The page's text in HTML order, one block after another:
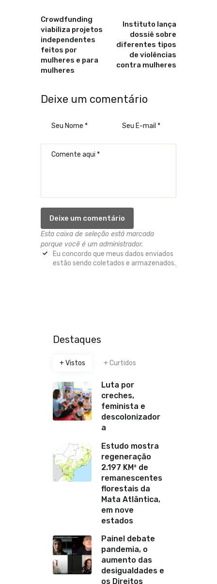
Crowdfunding
viabiliza projetos
independentes
feitos por
mulheres e para
mulheres
Instituto lança
dossiê sobre
diferentes tipos
de violências
contra mulheres
Deixe um comentário
Esta caixa de seleção está marcada
porque você é um administrador.
Eu concordo que meus dados enviados
estão sendo coletados e armazenados.
Destaques
+ Vistos + Curtidos
Luta por
creches,
feminista e
descolonizador
a
Estudo mostra
regeneração
2.197 KM² de
remanescentes
florestais da
Mata Atlântica,
em nove
estados
Painel debate
pandemia, o
aumento das
desigualdades e
os Direitos